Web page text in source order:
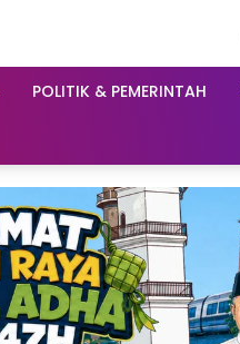
POLITIK & PEMERINTAH